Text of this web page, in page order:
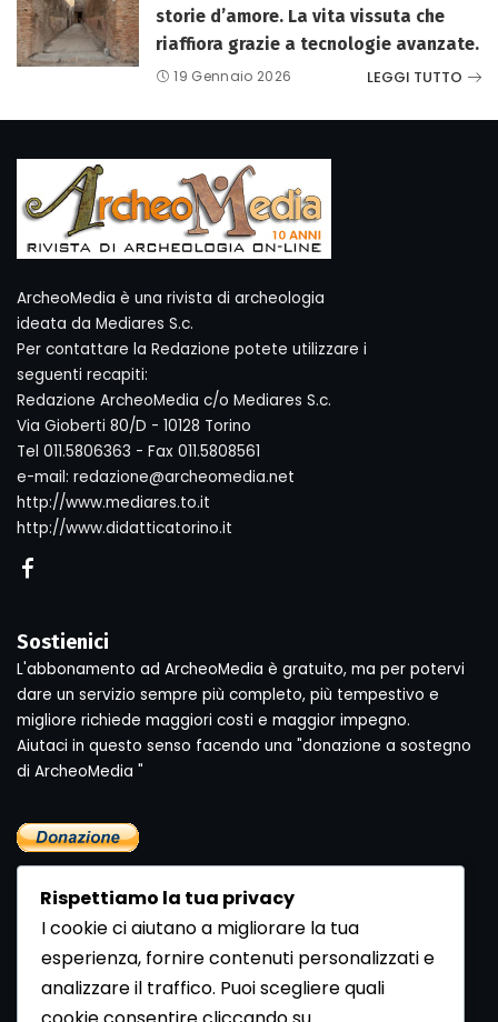
storie d’amore. La vita vissuta che
riaffiora grazie a tecnologie avanzate.
19 Gennaio 2026 LEGGI TUTTO
ArcheoMedia è una rivista di archeologia
ideata da Mediares S.c.
Per contattare la Redazione potete utilizzare i
seguenti recapiti:
Redazione ArcheoMedia c/o Mediares S.c.
Via Gioberti 80/D - 10128 Torino
Tel 011.5806363 - Fax 011.5808561
e-mail: redazione@archeomedia.net
http://www.mediares.to.it
http://www.didatticatorino.it
Sostienici
L'abbonamento ad ArcheoMedia è gratuito, ma per potervi
dare un servizio sempre più completo, più tempestivo e
migliore richiede maggiori costi e maggior impegno.
Aiutaci in questo senso facendo una "donazione a sostegno
di ArcheoMedia "
Newsletter
Rispettiamo la tua privacy
I cookie ci aiutano a migliorare la tua
esperienza, fornire contenuti personalizzati e
analizzare il traffico. Puoi scegliere quali